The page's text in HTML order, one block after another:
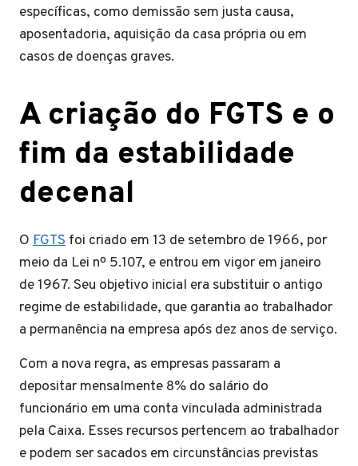
específicas, como demissão sem justa causa,
aposentadoria, aquisição da casa própria ou em
casos de doenças graves.
A criação do FGTS e o
fim da estabilidade
decenal
O FGTS foi criado em 13 de setembro de 1966, por
meio da Lei nº 5.107, e entrou em vigor em janeiro
de 1967. Seu objetivo inicial era substituir o antigo
regime de estabilidade, que garantia ao trabalhador
a permanência na empresa após dez anos de serviço.
Com a nova regra, as empresas passaram a
depositar mensalmente 8% do salário do
funcionário em uma conta vinculada administrada
pela Caixa. Esses recursos pertencem ao trabalhador
e podem ser sacados em circunstâncias previstas